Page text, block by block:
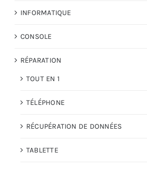
INFORMATIQUE
CONSOLE
RÉPARATION
TOUT EN 1
TÉLÉPHONE
RÉCUPÉRATION DE DONNÉES
TABLETTE